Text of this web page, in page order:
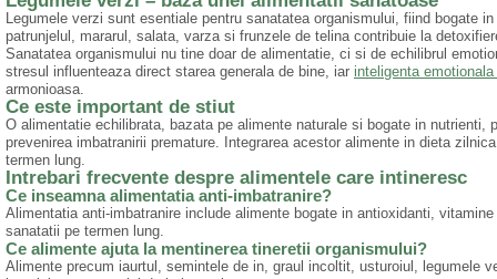
Legumele verzi sunt esentiale pentru sanatatea organismului, fiind bogate
patrunjelul, mararul, salata, varza si frunzele de telina contribuie la
Sanatatea organismului nu tine doar de alimentatie, ci si de echilibrul
stresul influenteaza direct starea generala de bine, iar inteligenta
armonioasa.
Ce este important de stiut
O alimentatie echilibrata, bazata pe alimente naturale si bogate in
prevenirea imbatranirii premature. Integrarea acestor alimente in dieta
termen lung.
Intrebari frecvente despre alimentele care intineresc
Ce inseamna alimentatia anti-imbatranire?
Alimentatia anti-imbatranire include alimente bogate in antioxidanti,
sanatatii pe termen lung.
Ce alimente ajuta la mentinerea tineretii organismului?
Alimente precum iaurtul, semintele de in, graul incoltit, usturoiul, legumele